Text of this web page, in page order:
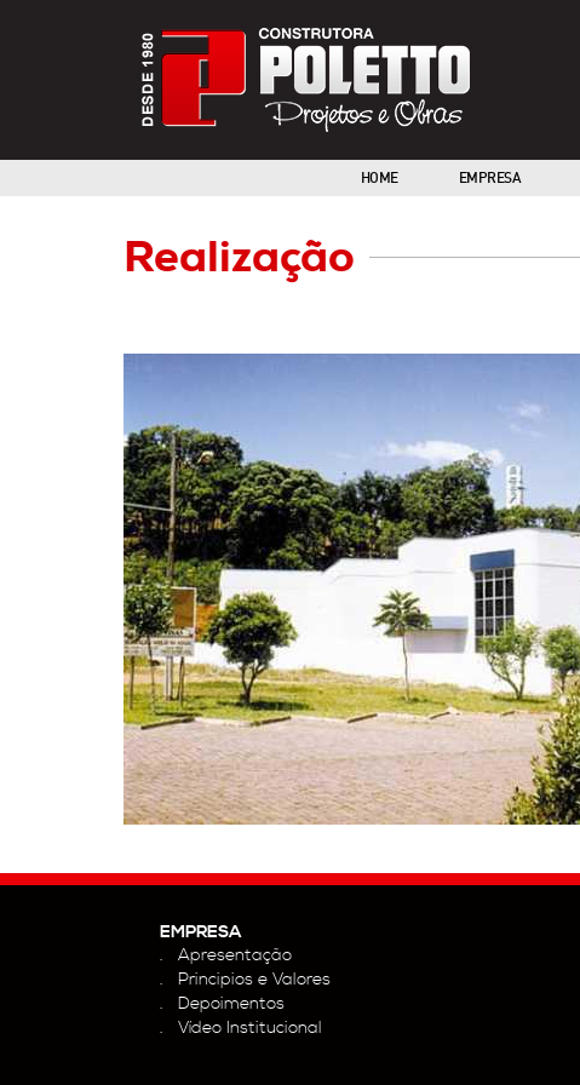
HOME EMPRESA
Realização
EMPRESA
Apresentação
Principios e Valores
Depoimentos
Vídeo Institucional